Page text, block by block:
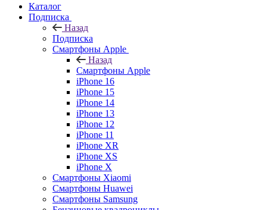
Каталог
Подписка
Назад
Подписка
Смартфоны Apple
Назад
Смартфоны Apple
iPhone 16
iPhone 15
iPhone 14
iPhone 13
iPhone 12
iPhone 11
iPhone XR
iPhone XS
iPhone X
Смартфоны Xiaomi
Смартфоны Huawei
Смартфоны Samsung